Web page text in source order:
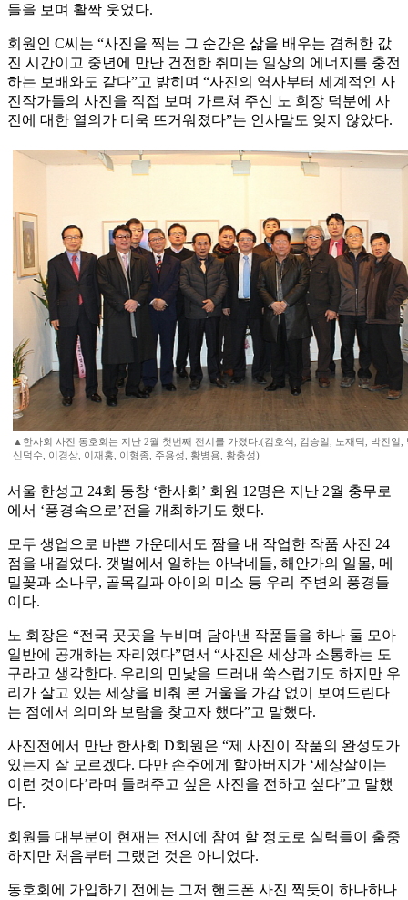
들을 보며 활짝 웃었다.
회원인 C씨는 “사진을 찍는 그 순간은 삶을 배우는 겸허한 값
진 시간이고 중년에 만난 건전한 취미는 일상의 에너지를 충전
하는 보배와도 같다”고 밝히며 “사진의 역사부터 세계적인 사
진작가들의 사진을 직접 보며 가르쳐 주신 노 회장 덕분에 사
진에 대한 열의가 더욱 뜨거워졌다”는 인사말도 잊지 않았다.
▲한사회 사진 동호회는 지난 2월 첫번째 전시를 가졌다.(김호식, 김승일, 노재덕, 박진일,
신덕수, 이경상, 이재홍, 이형종, 주용성, 황병용, 황충성)
서울 한성고 24회 동창 ‘한사회’ 회원 12명은 지난 2월 충무로
에서 ‘풍경속으로’전을 개최하기도 했다.
모두 생업으로 바쁜 가운데서도 짬을 내 작업한 작품 사진 24
점을 내걸었다. 갯벌에서 일하는 아낙네들, 해안가의 일몰, 메
밀꽃과 소나무, 골목길과 아이의 미소 등 우리 주변의 풍경들
이다.
노 회장은 “전국 곳곳을 누비며 담아낸 작품들을 하나 둘 모아
일반에 공개하는 자리였다”면서 “사진은 세상과 소통하는 도
구라고 생각한다. 우리의 민낯을 드러내 쑥스럽기도 하지만 우
리가 살고 있는 세상을 비춰 본 거울을 가감 없이 보여드린다
는 점에서 의미와 보람을 찾고자 했다”고 말했다.
사진전에서 만난 한사회 D회원은 “제 사진이 작품의 완성도가
있는지 잘 모르겠다. 다만 손주에게 할아버지가 ‘세상살이는
이런 것이다’라며 들려주고 싶은 사진을 전하고 싶다”고 말했
다.
회원들 대부분이 현재는 전시에 참여 할 정도로 실력들이 출중
하지만 처음부터 그랬던 것은 아니었다.
동호회에 가입하기 전에는 그저 핸드폰 사진 찍듯이 하나하나